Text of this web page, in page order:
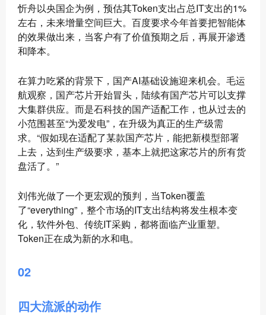
忻舟以央国企为例，预估其Token支出占总IT支出的1%
左右，未来增量空间巨大。百度要求今年首要把智能体
的效果做出来，当客户有了价值预期之后，再展开渗透
和降本。
在算力吃紧的背景下，国产AI基础设施迎来机会。毛运
航观察，国产芯片开始冒头，陆续有国产芯片可以支撑
大集群供应。而是石科技的国产适配工作，也从过去的
小范围甚至“为爱发电”，在升级为真正的生产级需
求。“假如现在适配了某款国产芯片，能把新模型部署
上去，达到生产级要求，基本上就把这家芯片的所有货
盘活了。”
刘伟光做了一个更宏观的预判，当Token覆盖
了“everything”，整个市场的IT支出结构将发生根本变
化，软件外包、传统IT采购，都将面临产业重塑。
Token正在成为新的水和电。
02
四大流派的动作